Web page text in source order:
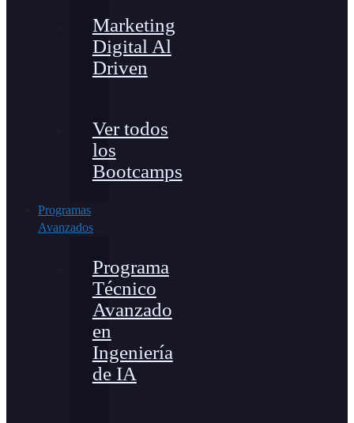
Marketing
Digital Al
Driven
Ver todos
los
Bootcamps
Programas
Avanzados
Programa
Técnico
Avanzado
en
Ingeniería
de IA